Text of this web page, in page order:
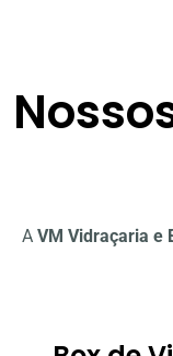
A VM Vidraçaria e